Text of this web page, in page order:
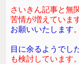
さいきん記事と無
苦情が増えていま
お願いいたします。
目に余るようでし
も検討しています。